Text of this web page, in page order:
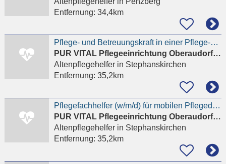
Entfernung: 34,4km
Pflege- und Betreuungskraft in einer Pflege-WG (w/m/d)
PUR VITAL Pflegeeinrichtung Oberaudorf GmbH
Altenpflegehelferin Stephanskirchen
Entfernung: 35,2km
Pflegefachhelfer (w/m/d) für mobilen Pflegedienst
PUR VITAL Pflegeeinrichtung Oberaudorf GmbH
Altenpflegehelferin Stephanskirchen
Entfernung: 35,2km